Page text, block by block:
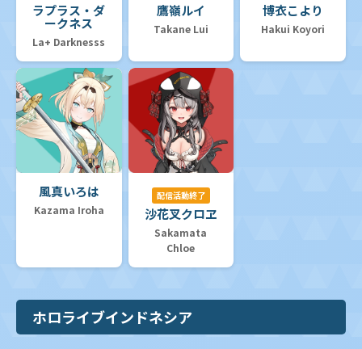
ラプラス・ダ
ークネス
La+ Darknesss
鷹嶺ルイ
Takane Lui
博衣こより
Hakui Koyori
風真いろは
Kazama Iroha
配信活動終了
沙花叉クロヱ
Sakamata
Chloe
ホロライブインドネシア